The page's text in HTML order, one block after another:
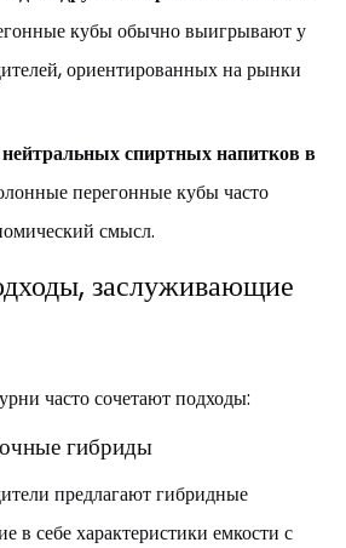
кубы обычно выигрывают у
ориентированных на рынки
спиртных напитков в
перегонные кубы часто
смысл.
заслуживающие
часто сочетают подходы:
гибриды
предлагают гибридные
в себе характеристики емкости с